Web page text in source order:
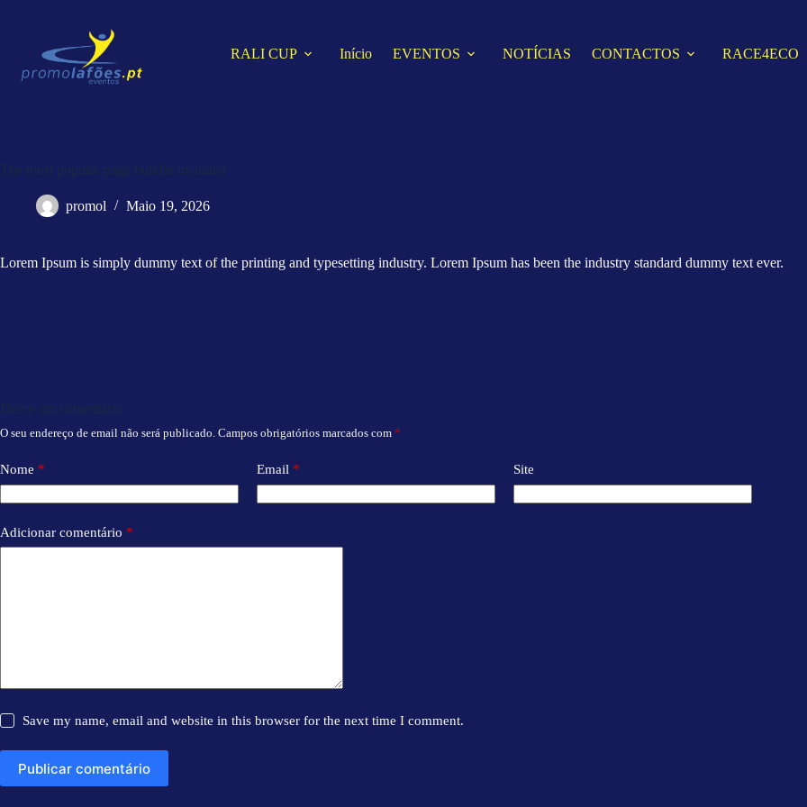
conteúdo
RALI CUP Início EVENTOS NOTÍCIAS CONTACTOS RACE4ECO
The most popular page builder included
promol Maio 19, 2026
Lorem Ipsum is simply dummy text of the printing and typesetting industry. Lorem Ipsum has been the industry standard dummy text ever.
Deixe um comentário
O seu endereço de email não será publicado. Campos obrigatórios marcados com *
Nome * Email * Site
Adicionar comentário *
Save my name, email and website in this browser for the next time I comment.
Publicar comentário